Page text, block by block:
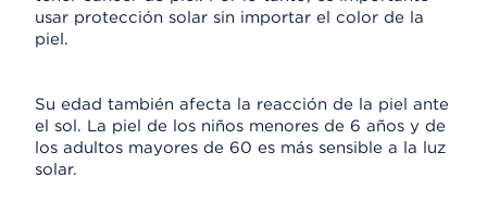
usar protección solar sin importar el color de la
piel.
Su edad también afecta la reacción de la piel ante
el sol. La piel de los niños menores de 6 años y de
los adultos mayores de 60 es más sensible a la luz
solar.